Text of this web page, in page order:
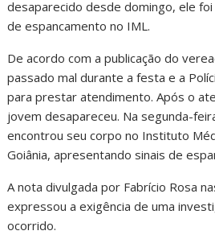
desaparecido desde domingo, ele
de espancamento no IML.
De acordo com a publicação do
passado mal durante a festa e a
para prestar atendimento. Após o
jovem desapareceu. Na segunda-
encontrou seu corpo no Instituto
Goiânia, apresentando sinais de
A nota divulgada por Fabrício Rosa
expressou a exigência de uma
ocorrido.